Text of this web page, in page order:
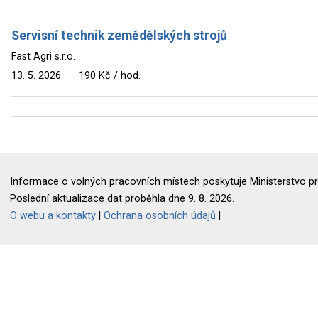
Servisní technik zemědělských strojů
Fast Agri s.r.o.
13. 5. 2026
· 190 Kč / hod.
Informace o volných pracovních místech poskytuje Ministerstvo
Poslední aktualizace dat proběhla dne 9. 8. 2026.
O webu a kontakty |Ochrana osobních údajů